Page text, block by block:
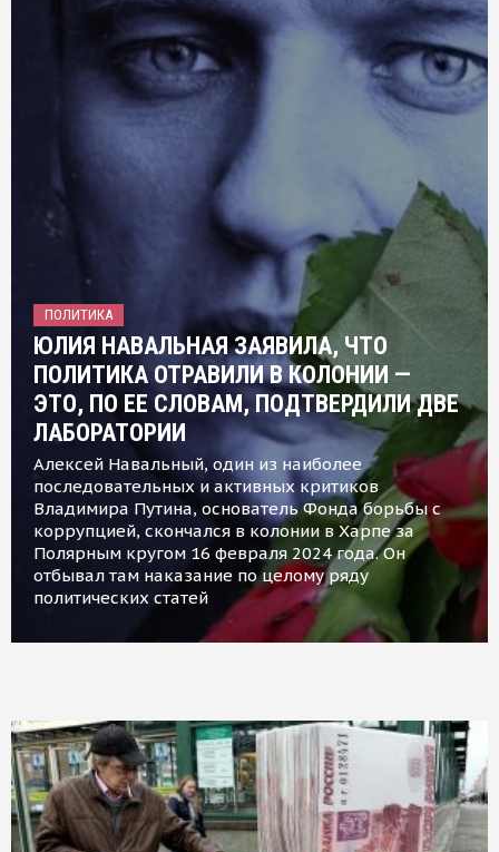
ПОЛИТИКА
ЮЛИЯ НАВАЛЬНАЯ ЗАЯВИЛА, ЧТО
ПОЛИТИКА ОТРАВИЛИ В КОЛОНИИ —
ЭТО, ПО ЕЕ СЛОВАМ, ПОДТВЕРДИЛИ ДВЕ
ЛАБОРАТОРИИ
Алексей Навальный, один из наиболее
последовательных и активных критиков
Владимира Путина, основатель Фонда борьбы с
коррупцией, скончался в колонии в Харпе за
Полярным кругом 16 февраля 2024 года. Он
отбывал там наказание по целому ряду
политических статей